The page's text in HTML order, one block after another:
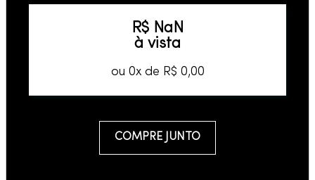
R$ NaN
à vista
ou 0x de R$ 0,00
COMPRE JUNTO